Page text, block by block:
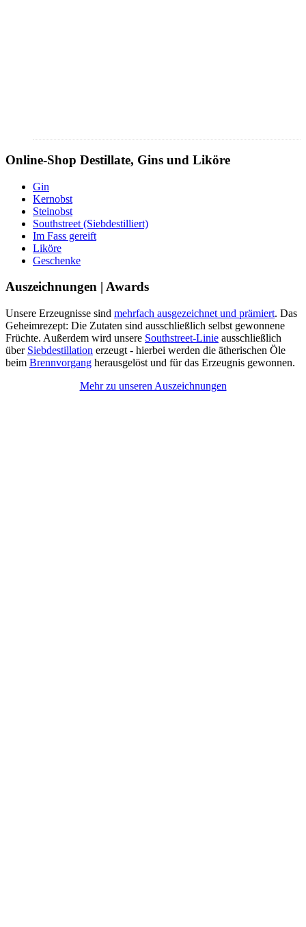
Online-Shop Destillate, Gins und Liköre
Gin
Kernobst
Steinobst
Southstreet (Siebdestilliert)
Im Fass gereift
Liköre
Geschenke
Auszeichnungen | Awards
Unsere Erzeugnisse sind mehrfach ausgezeichnet und prämiert. Das
Geheimrezept: Die Zutaten sind ausschließlich selbst gewonnene
Früchte. Außerdem wird unsere Southstreet-Linie ausschließlich
über Siebdestillation erzeugt - hierbei werden die ätherischen Öle
beim Brennvorgang herausgelöst und für das Erzeugnis gewonnen.
Mehr zu unseren Auszeichnungen